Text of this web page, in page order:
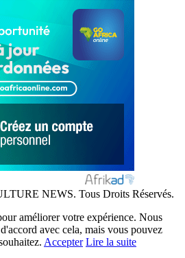
NEWS. Tous Droits Réservés.
améliorer votre expérience. Nous
avec cela, mais vous pouvez
Accepter Lire la suite